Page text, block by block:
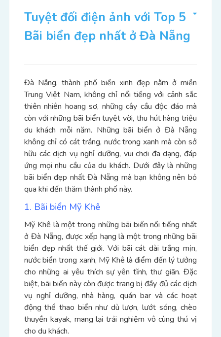
Tuyệt đối điện ảnh với Top 5
Bãi biển đẹp nhất ở Đà Nẵng
Đà Nẵng, thành phố biển xinh đẹp nằm ở miền
Trung Việt Nam, không chỉ nổi tiếng với cảnh sắc
thiên nhiên hoang sơ, những cây cầu độc đáo mà
còn với những bãi biển tuyệt vời, thu hút hàng triệu
du khách mỗi năm. Những bãi biển ở Đà Nẵng
không chỉ có cát trắng, nước trong xanh mà còn sở
hữu các dịch vụ nghỉ dưỡng, vui chơi đa dạng, đáp
ứng mọi nhu cầu của du khách. Dưới đây là những
bãi biển đẹp nhất Đà Nẵng mà bạn không nên bỏ
qua khi đến thăm thành phố này.
1. Bãi biển Mỹ Khê
Mỹ Khê là một trong những bãi biển nổi tiếng nhất
ở Đà Nẵng, được xếp hạng là một trong những bãi
biển đẹp nhất thế giới. Với bãi cát dài trắng mịn,
nước biển trong xanh, Mỹ Khê là điểm đến lý tưởng
cho những ai yêu thích sự yên tĩnh, thư giãn. Đặc
biệt, bãi biển này còn được trang bị đầy đủ các dịch
vụ nghỉ dưỡng, nhà hàng, quán bar và các hoạt
động thể thao biển như dù lượn, lướt sóng, chèo
thuyền kayak, mang lại trải nghiệm vô cùng thú vị
cho du khách.